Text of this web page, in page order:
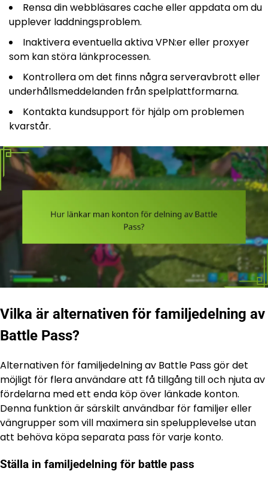
Rensa din webbläsares cache eller appdata om du
upplever laddningsproblem.
Inaktivera eventuella aktiva VPN:er eller proxyer
som kan störa länkprocessen.
Kontrollera om det finns några serveravbrott eller
underhållsmeddelanden från spelplattformarna.
Kontakta kundsupport för hjälp om problemen
kvarstår.
Vilka är alternativen för familjedelning av
Battle Pass?
Alternativen för familjedelning av Battle Pass gör det
möjligt för flera användare att få tillgång till och njuta av
fördelarna med ett enda köp över länkade konton.
Denna funktion är särskilt användbar för familjer eller
vängrupper som vill maximera sin spelupplevelse utan
att behöva köpa separata pass för varje konto.
Ställa in familjedelning för battle pass